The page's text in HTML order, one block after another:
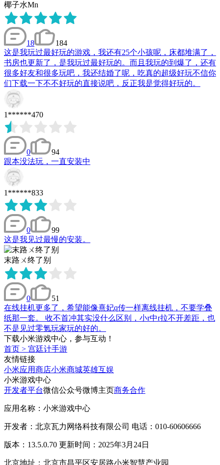
椰子水Mn
18
184
这是我玩过最好玩的游戏，我还有25个小孩呢，床都堆满了，
书房也更新了，是我玩过最好玩的。而且我玩的到爆了，还有
很多好友和很多玩吧，我还结婚了呢，吃真的超级好玩不信你
们下载一下不不好玩的直接说吧，反正我是觉得好玩的。
1******470
0
94
跟本没法玩，一直安装中
1******833
0
99
这是我见过最慢的安装。
末路ㄨ终了别
0
51
在线挂机更多了，希望能像熹妃q传一样离线挂机，不要学叠
纸那一套。 收不首冲其实没什么区别，小r中r拉不开差距，也
不是见过零氪玩家玩的好的。
下载小米游戏中心，参与互动！
首页 > 宫廷计手游
友情链接
小米应用商店小米商城英雄互娱
小米游戏中心
开发者平台微信公众号微博主页商务合作
应用名称：小米游戏中心
开发者：北京瓦力网络科技有限公司 电话：010-60606666
版本：13.5.0.70 更新时间：2025年3月24日
北京地址：北京市昌平区安居路小米智慧产业园